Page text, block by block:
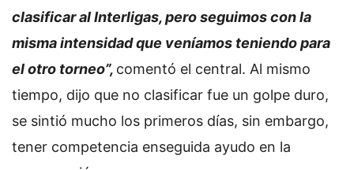
clasificar al Interligas, pero seguimos con la
misma intensidad que veníamos teniendo para
el otro torneo”, comentó el central. Al mismo
tiempo, dijo que no clasificar fue un golpe duro,
se sintió mucho los primeros días, sin embargo,
tener competencia enseguida ayudo en la